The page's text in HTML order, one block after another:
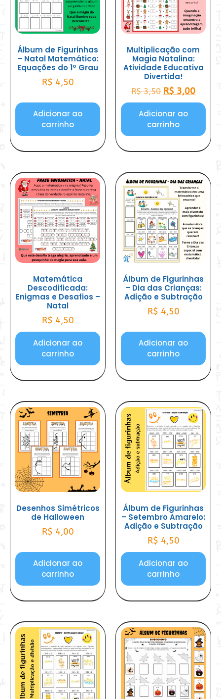
Álbum de Figurinhas
– Natal Matemático:
Equações do 1º Grau
R$ 4,50
Adicionar ao
carrinho
Multiplicação com
Magia Natalina:
Atividade Educativa
Divertida!
R$3,50 R$ 3,00
Adicionar ao
carrinho
Matemática
Descodificada:
Enigmas e Desafios –
Natal
R$ 4,50
Adicionar ao
carrinho
Álbum de Figurinhas
– Dia das Crianças:
Adição e Subtração
R$ 4,50
Adicionar ao
carrinho
Desenhos Simétricos
de Halloween
R$ 4,00
Adicionar ao
carrinho
Álbum de Figurinhas
– Setembro Amarelo:
Adição e Subtração
R$ 4,50
Adicionar ao
carrinho